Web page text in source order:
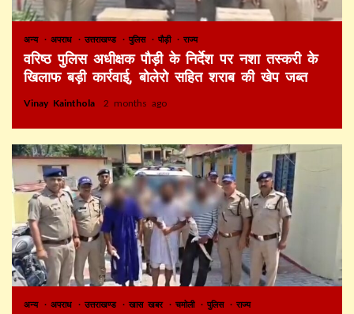
अन्य अपराध उत्तराखण्ड पुलिस पौड़ी राज्य
वरिष्ठ पुलिस अधीक्षक पौड़ी के निर्देश पर नशा तस्करी के
खिलाफ बड़ी कार्रवाई, बोलेरो सहित शराब की खेप जब्त
Vinay Kainthola 2 months ago
अन्य अपराध उत्तराखण्ड खास खबर चमोली पुलिस राज्य